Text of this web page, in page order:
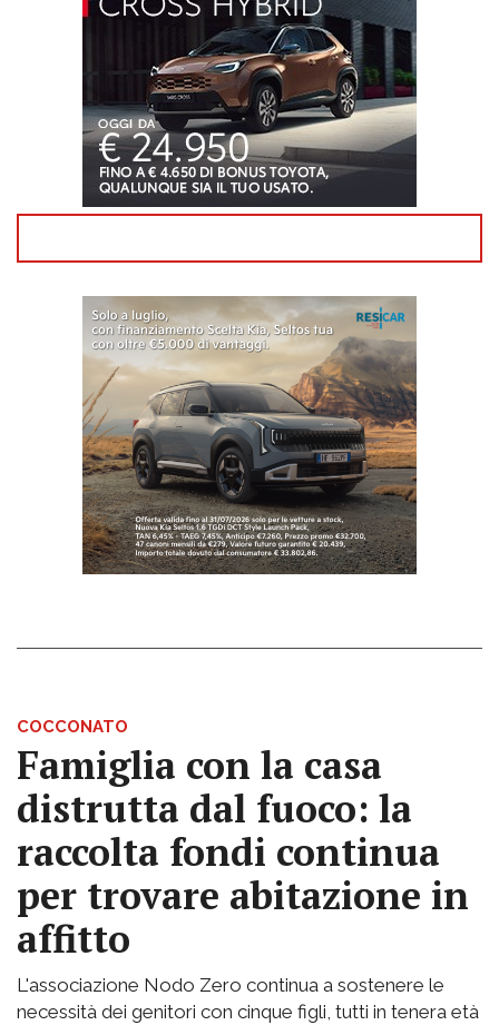
COCCONATO
Famiglia con la casa
distrutta dal fuoco: la
raccolta fondi continua
per trovare abitazione in
affitto
L'associazione Nodo Zero continua a sostenere le
necessità dei genitori con cinque figli, tutti in tenera età